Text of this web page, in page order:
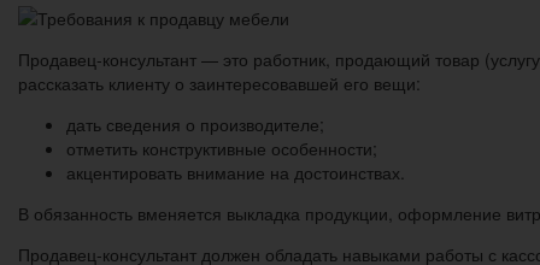
Продавец-консультант — это работник, продающий товар
рассказать клиенту о заинтересовавшей его вещи:
дать сведения о производителе;
отметить конструктивные особенности;
акцентировать внимание на достоинствах.
В обязанность вменяется выкладка продукции, оформление
Продавец-консультант должен обладать навыками работы с